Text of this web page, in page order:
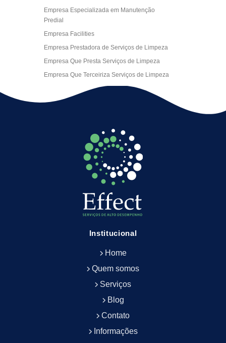
Empresa Especializada em Manutenção
Predial
Empresa Facilities
Empresa Prestadora de Serviços de Limpeza
Empresa Que Presta Serviços de Limpeza
Empresa Que Terceiriza Serviços de Limpeza
Empresa Terceirizada de Portaria
Empresa de Facilities
Empresa de Limpeza Empresarial
Empresa de Limpeza Predial
Empresa de Limpeza Predial Terceirizada
Empresa de Limpeza de Escritório
Empresa de Limpeza de Fachada
Empresa de Limpeza de Fachadas
Empresa de Limpeza e Conservação Predial
Empresa de Portaria e Controlador de Acesso
Empresa de Portaria e Limpeza
Empresa de Serviços Terceirizados
Empresa de Terceirização de Portaria
Empresa de Terceirização de Serviços de
Institucional
Home
Quem somos
Serviços
Blog
Contato
Informações